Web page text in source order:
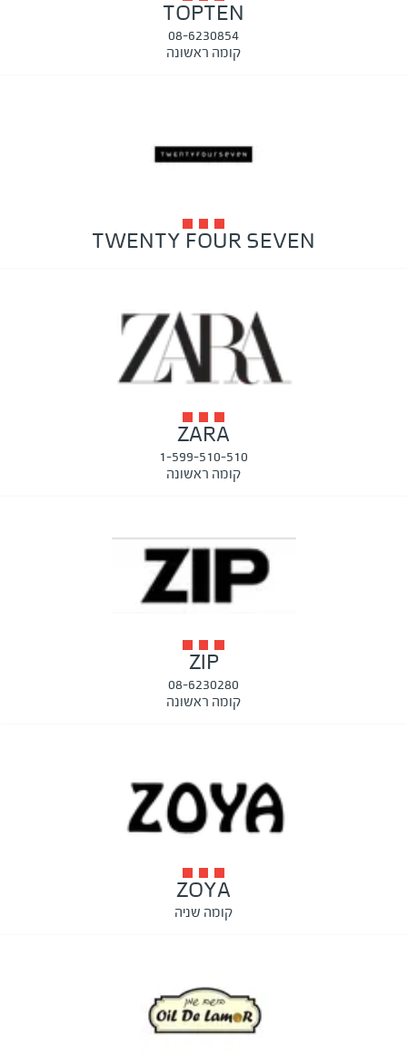
TOPTEN
08-6230854
קומה ראשונה
TWENTY FOUR SEVEN
ZARA
1-599-510-510
קומה ראשונה
ZIP
08-6230280
קומה ראשונה
ZOYA
קומה שניה